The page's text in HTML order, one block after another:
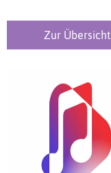
Partnern in der
Übersicht!
Zur Übersicht